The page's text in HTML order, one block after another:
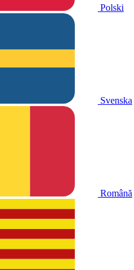
Polski
Svenska
Română